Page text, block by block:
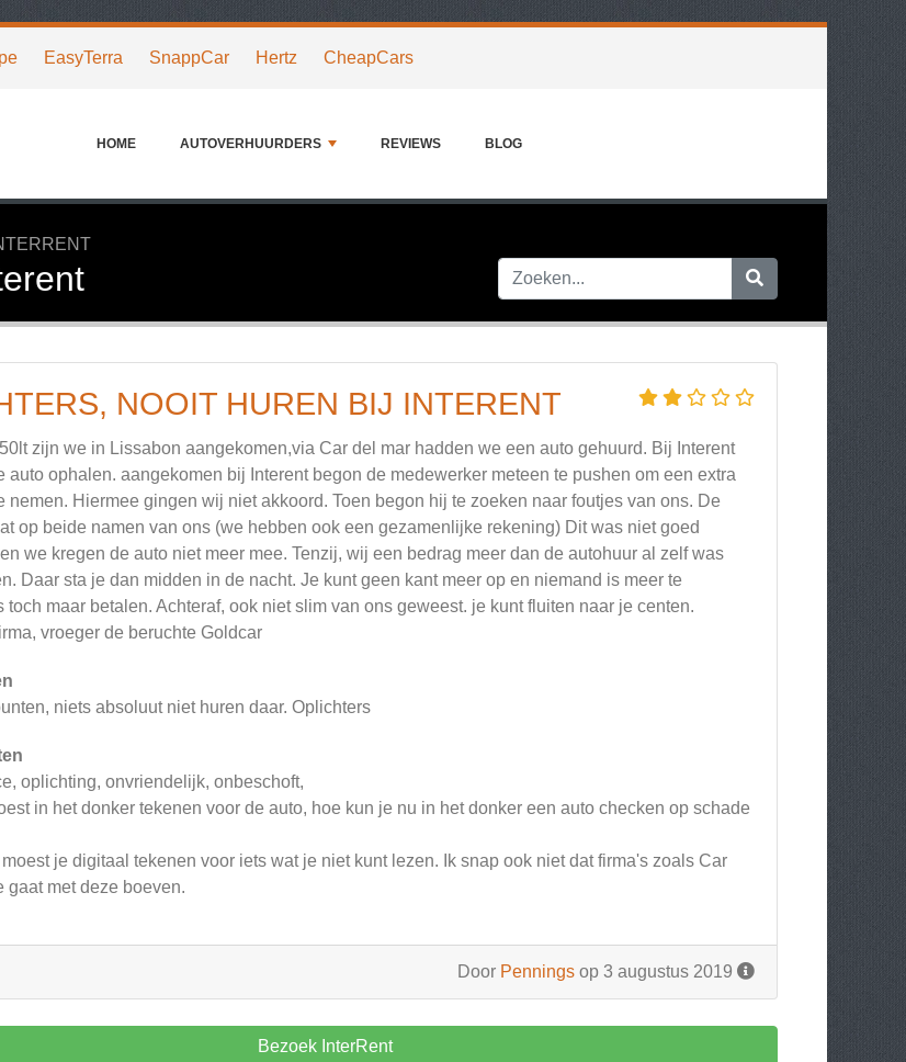
EasyTerra SnappCar Hertz CheapCars
HOME AUTOVERHUURDERS REVIEWS BLOG
NOOIT HUREN BIJ INTERENT
zijn we in Lissabon aangekomen,via Car del mar hadden we een auto gehuurd. Bij Interent
auto ophalen. aangekomen bij Interent begon de medewerker meteen te pushen om een extra
nemen. Hiermee gingen wij niet akkoord. Toen begon hij te zoeken naar foutjes van ons. De
op beide namen van ons (we hebben ook een gezamenlijke rekening) Dit was niet goed
we kregen de auto niet meer mee. Tenzij, wij een bedrag meer dan de autohuur al zelf was
Daar sta je dan midden in de nacht. Je kunt geen kant meer op en niemand is meer te
toch maar betalen. Achteraf, ook niet slim van ons geweest. je kunt fluiten naar je centen.
vroeger de beruchte Goldcar
niets absoluut niet huren daar. Oplichters
oplichting, onvriendelijk, onbeschoft,
in het donker tekenen voor de auto, hoe kun je nu in het donker een auto checken op schade
je digitaal tekenen voor iets wat je niet kunt lezen. Ik snap ook niet dat firma's zoals Car
gaat met deze boeven.
Door Pennings op 3 augustus 2019
Bezoek InterRent